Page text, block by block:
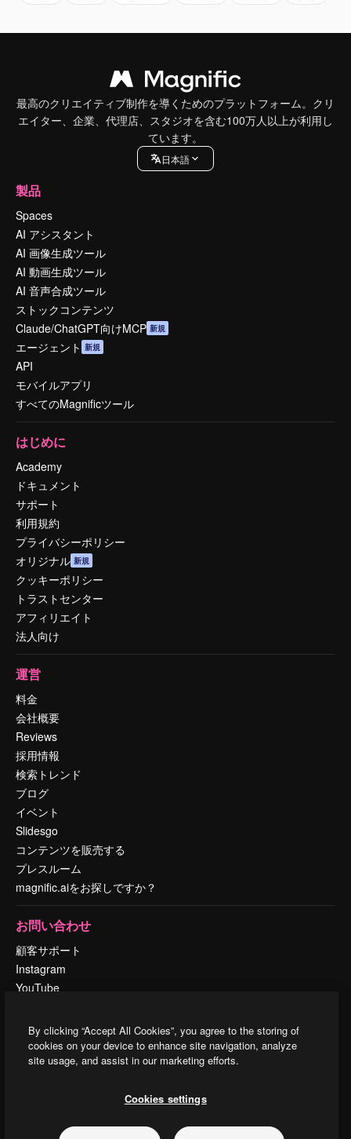
最高のクリエイティブ制作を導くためのプラットフォーム。クリ
エイター、企業、代理店、スタジオを含む100万人以上が利用し
ています。
日本語
製品
Spaces
AI アシスタント
AI 画像生成ツール
AI 動画生成ツール
AI 音声合成ツール
ストックコンテンツ
Claude/ChatGPT向けMCP 新規
エージェント 新規
API
モバイルアプリ
すべてのMagnificツール
はじめに
Academy
ドキュメント
サポート
利用規約
プライバシーポリシー
オリジナル 新規
クッキーポリシー
トラストセンター
アフィリエイト
法人向け
運営
料金
会社概要
Reviews
採用情報
検索トレンド
ブログ
イベント
Slidesgo
コンテンツを販売する
プレスルーム
magnific.aiをお探しですか？
お問い合わせ
顧客サポート
Instagram
YouTube
TikTok
Discord
By clicking “Accept All Cookies”, you agree to the storing of
cookies on your device to enhance site navigation, analyze
site usage, and assist in our marketing efforts.
Cookies settings